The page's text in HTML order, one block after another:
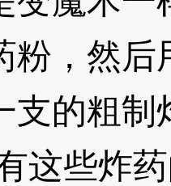
粉，然
支的粗制
些炸药